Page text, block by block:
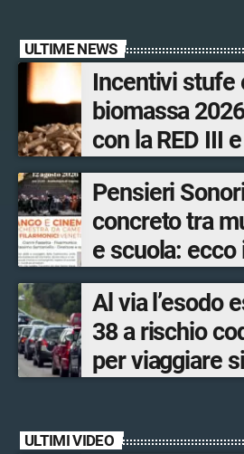
ULTIME NEWS
Incentivi stufe
biomassa
con la RED III
ottenere i
Pensieri
concreto tra
e scuola:
appuntamenti
Al via l’esodo
38 a rischio
per viaggiare
ULTIMI VIDEO